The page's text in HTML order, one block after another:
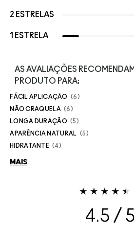
2 ESTRELAS
1 ESTRELA
AS AVALIAÇÕES
PRODUTO PARA:
FÁCIL APLICAÇÃO 6
NÃO CRAQUELA 6
LONGA DURAÇÃO 5
APARÊNCIA NATURAL 5
HIDRATANTE 4
MAIS
4.5